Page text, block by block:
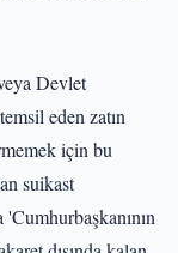
Devlet
eden zatın
için bu
suikast